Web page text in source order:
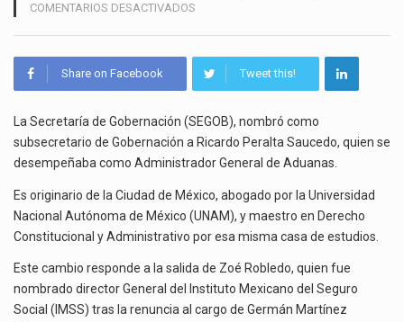
El mercado laboral mexicano muestra un proceso de precarización sin señales de mejora, según el…
El secretario de Economía de México, Marcelo Ebrard Casaubon, sostuvo una reunión de trabajo con…
La reforma que reduce la jornada laboral a 40 horas semanales omitió precisar su aplicación…
El gobierno federal creó mediante decreto la Oficina Presidencial para la Promoción de Inversiones, instancia…
COMENTARIOS DESACTIVADOS
NUEVO
SUBSECRETARIO
SEGOB
Share on Facebook Tweet this!
La Secretaría de Gobernación (SEGOB), nombró como
subsecretario de Gobernación a Ricardo Peralta Saucedo, quien se
desempeñaba como Administrador General de Aduanas.
Es originario de la Ciudad de México, abogado por la Universidad
Nacional Autónoma de México (UNAM), y maestro en Derecho
Constitucional y Administrativo por esa misma casa de estudios.
Este cambio responde a la salida de Zoé Robledo, quien fue
nombrado director General del Instituto Mexicano del Seguro
Social (IMSS) tras la renuncia al cargo de Germán Martínez